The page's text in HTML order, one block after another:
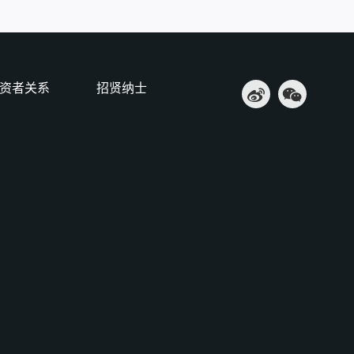
者关系 招贤纳士